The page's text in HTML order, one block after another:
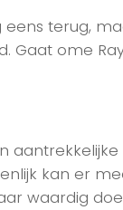
eens terug,
Gaat ome
kan er
waardig